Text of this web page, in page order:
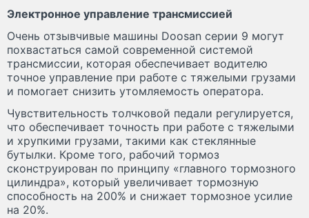
Электронное управление трансмиссией
Очень отзывчивые машины Doosan серии 9 могут
похвастаться самой современной системой
трансмиссии, которая обеспечивает водителю
точное управление при работе с тяжелыми грузами
и помогает снизить утомляемость оператора.
Чувствительность толчковой педали регулируется,
что обеспечивает точность при работе с тяжелыми
и хрупкими грузами, такими как стеклянные
бутылки. Кроме того, рабочий тормоз
сконструирован по принципу «главного тормозного
цилиндра», который увеличивает тормозную
способность на 200% и снижает тормозное усилие
на 20%.